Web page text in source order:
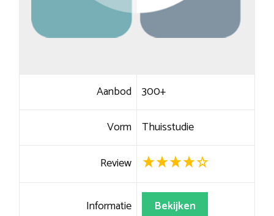
Aanbod 300+
Vorm Thuisstudie
Review
Informatie Bekijken